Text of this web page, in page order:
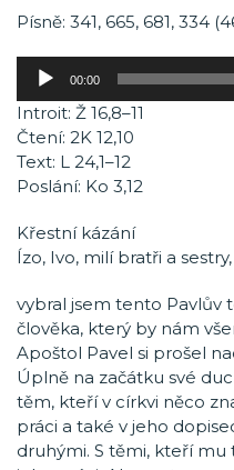
Písně: 341, 665, 681, 334
Audio
00:00
Introit: Ž 16,8–11
Čtení: 2K 12,10
Text: L 24,1–12
Poslání: Ko 3,12
Křestní kázání
Ízo, Ivo, milí bratři a sestry,
vybral jsem tento Pavlův
člověka, který by nám
Apoštol Pavel si prošel
Úplně na začátku své
těm, kteří v církvi něco
práci a také v jeho
druhými. S těmi, kteří